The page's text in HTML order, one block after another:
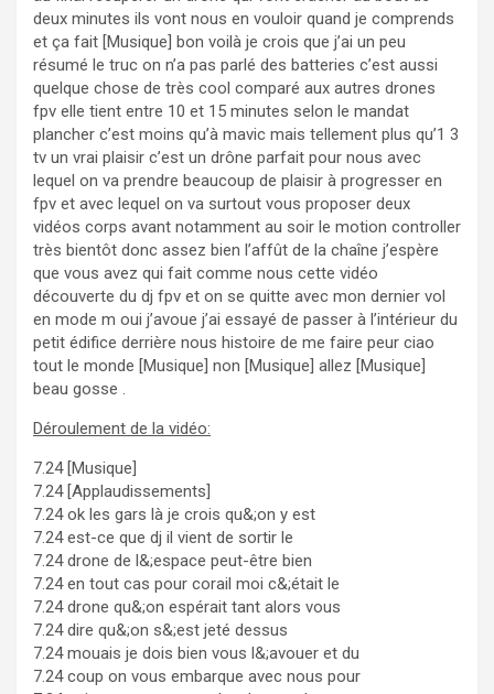
Déroulement de la vidéo:
7.24 [Musique]
7.24 [Applaudissements]
7.24 ok les gars là je crois qu&;on y est
7.24 est-ce que dj il vient de sortir le
7.24 drone de l&;espace peut-être bien
7.24 en tout cas pour corail moi c&;était le
7.24 drone qu&;on espérait tant alors vous
7.24 dire qu&;on s&;est jeté dessus
7.24 mouais je dois bien vous l&;avouer et du
7.24 coup on vous embarque avec nous pour